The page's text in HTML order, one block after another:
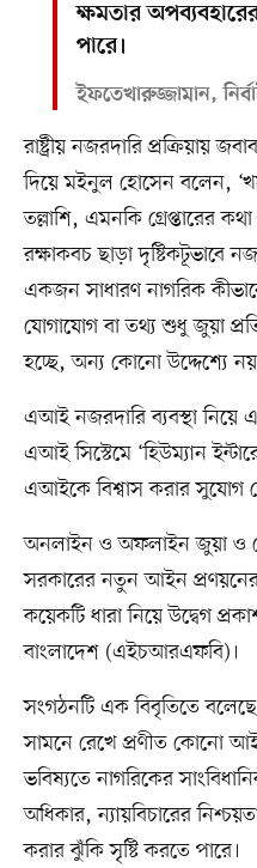
ক্ষমতার
পারে।
ইফতেখারুজ্জামান,
রাষ্ট্রীয় নজরদারি প্রক্রিয়ায়
দিয়ে মইনুল হোসেন বলেন,
তল্লাশি, এমনকি গ্রেপ্তারের
রক্ষাকবচ ছাড়া দৃষ্টিকটূভাবে
একজন সাধারণ নাগরিক
যোগাযোগ বা তথ্য শুধু জুয়া
হচ্ছে, অন্য কোনো উদ্দেশ্যে
এআই নজরদারি ব্যবস্থা নিয়ে
এআই সিস্টেমে ‘হিউম্যান
এআইকে বিশ্বাস করার সুযোগ
অনলাইন ও অফলাইন জুয়া ও
সরকারের নতুন আইন
কয়েকটি ধারা নিয়ে উদ্বেগ
বাংলাদেশ (এইচআরএফবি)।
সংগঠনটি এক বিবৃতিতে
সামনে রেখে প্রণীত কোনো
ভবিষ্যতে নাগরিকের
অধিকার, ন্যায়বিচারের
করার ঝুঁকি সৃষ্টি করতে পারে।